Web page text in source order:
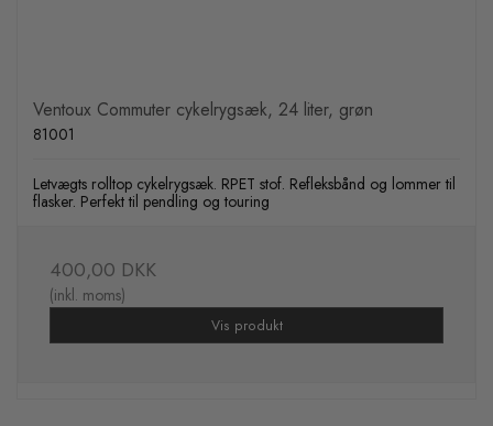
Ventoux Commuter cykelrygsæk, 24 liter, grøn
81001
Letvægts rolltop cykelrygsæk. RPET stof. Refleksbånd og lommer til
flasker. Perfekt til pendling og touring
400,00 DKK
(inkl. moms)
Vis produkt